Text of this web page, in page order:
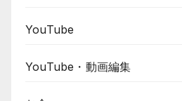
YouTube
YouTube・動画編集